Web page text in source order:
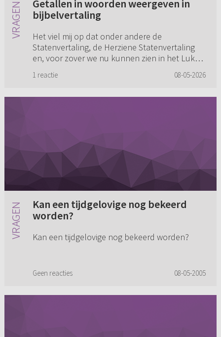
Getallen in woorden weergeven in
bijbelvertaling
Het viel mij op dat onder andere de
Statenvertaling, de Herziene Statenvertaling
en, voor zover we nu kunnen zien in het Lukas-
woorden weergeven. Andere ...
1 reactie 08-05-2026
Kan een tijdgelovige nog bekeerd
worden?
Kan een tijdgelovige nog bekeerd worden?
Geen reacties 08-05-2005